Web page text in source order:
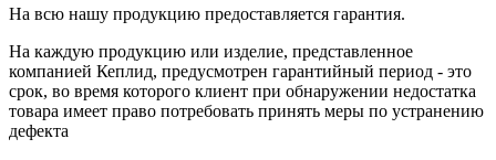
На всю нашу продукцию предоставляется гарантия.
На каждую продукцию или изделие, представленное
компанией Кеплид, предусмотрен гарантийный период - это
срок, во время которого клиент при обнаружении недостатка
товара имеет право потребовать принять меры по устранению
дефекта